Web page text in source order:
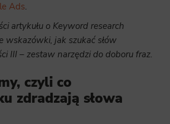
Ads.
artykułu o Keyword research
wskazówki, jak szukać słów
III – zestaw narzędzi do doboru fraz.
czyli co
zdradzają słowa